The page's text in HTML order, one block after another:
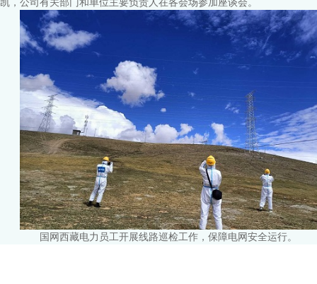
国网西藏电力员工开展线路巡检工作，保障电网安全运行。